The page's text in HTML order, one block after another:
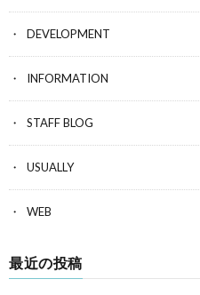
DEVELOPMENT
INFORMATION
STAFF BLOG
USUALLY
WEB
最近の投稿